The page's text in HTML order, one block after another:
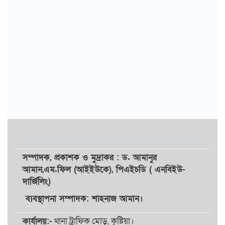
সম্পাদক, প্রকাশকওমুদ্রাকর: ড. আমানুর
আমান,এম.ফিল (আইইউকে), পিএইচডি ( এনবিইউ-
দার্জিলিং)
ব্যবস্থাপনা সম্পাদক: শাহনাজ আমান।
কার্যালয়:-থানা ট্রাফিক মোড়, কুষ্টিয়া।